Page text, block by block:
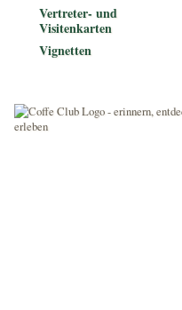
Vertreter- und
Visitenkarten
Vignetten